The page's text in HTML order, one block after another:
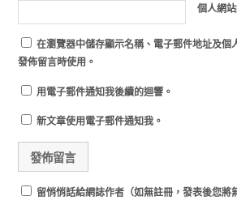
個人網
在瀏覽器中儲存顯示名稱、電子郵件地址及個
發佈留言時使用。
用電子郵件通知我後續的迴響。
新文章使用電子郵件通知我。
留悄悄話給網誌作者（如無註冊，發表後您將